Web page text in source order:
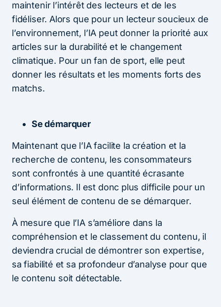
maintenir l’intérêt des lecteurs et de les
fidéliser. Alors que pour un lecteur soucieux de
l’environnement, l’IA peut donner la priorité aux
articles sur la durabilité et le changement
climatique. Pour un fan de sport, elle peut
donner les résultats et les moments forts des
matchs.
Se démarquer
Maintenant que l’IA facilite la création et la
recherche de contenu, les consommateurs
sont confrontés à une quantité écrasante
d’informations. Il est donc plus difficile pour un
seul élément de contenu de se démarquer.
À mesure que l’IA s’améliore dans la
compréhension et le classement du contenu, il
deviendra crucial de démontrer son expertise,
sa fiabilité et sa profondeur d’analyse pour que
le contenu soit détectable.